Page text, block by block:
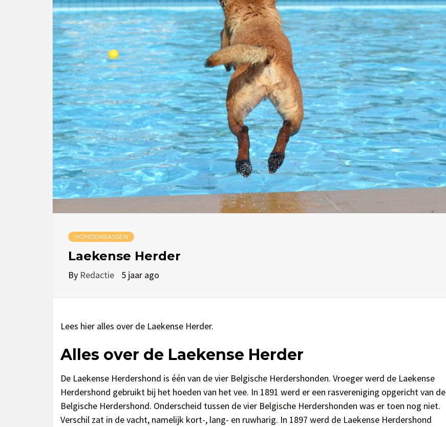
HONDENRASSEN
Laekense Herder
By Redactie 5 jaar ago
Lees hier alles over de Laekense Herder.
Alles over de Laekense Herder
De Laekense Herdershond is één van de vier Belgische Herdershonden. Vroeger werd de Laekense
Herdershond gebruikt bij het hoeden van het vee. In 1891 werd er een rasvereniging opgericht van de
Belgische Herdershond. Onderscheid tussen de vier Belgische Herdershonden was er toen nog niet.
Verschil zat in de vacht, namelijk kort-, lang- en ruwharig. In 1897 werd de Laekense Herdershond